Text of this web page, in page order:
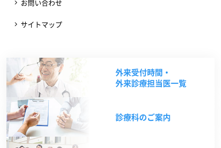
お問い合わせ
サイトマップ
外来受付時間・
外来診療担当医一覧
診療科のご案内